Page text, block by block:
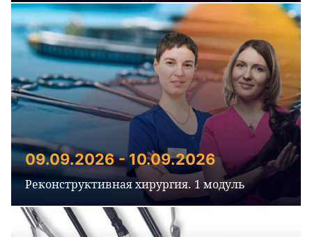
09.09.2026 - 10.09.2026
Реконструктивная хирургия. 1 модуль